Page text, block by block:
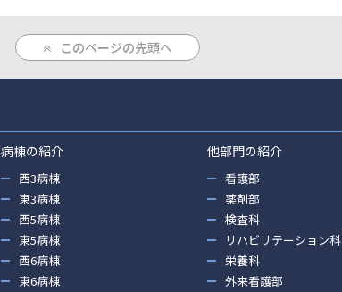
このページの先頭へ
病棟の紹介
西3病棟
東3病棟
西5病棟
東5病棟
西6病棟
東6病棟
他部門の紹介
看護部
薬剤部
検査科
リハビリテーション科
栄養科
外来看護部